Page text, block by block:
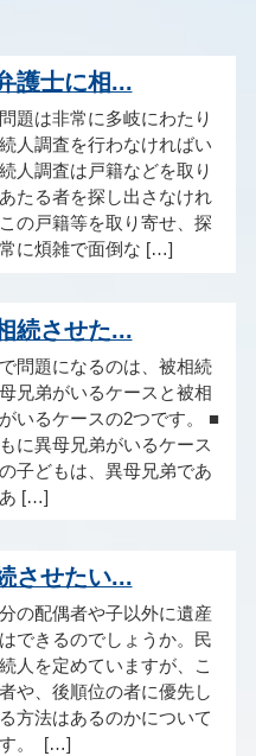
護士に相...
題は非常に多岐にわたり
人調査を行わなければい
人調査は戸籍などを取り
たる者を探し出さなけれ
の戸籍等を取り寄せ、探
に煩雑で面倒な […]
続させた...
問題になるのは、被相続
兄弟がいるケースと被相
いるケースの2つです。 ■
に異母兄弟がいるケース
子どもは、異母兄弟であ
あ […]
させたい...
の配偶者や子以外に遺産
できるのでしょうか。民
人を定めていますが、こ
や、後順位の者に優先し
方法はあるのかについて
す。 […]